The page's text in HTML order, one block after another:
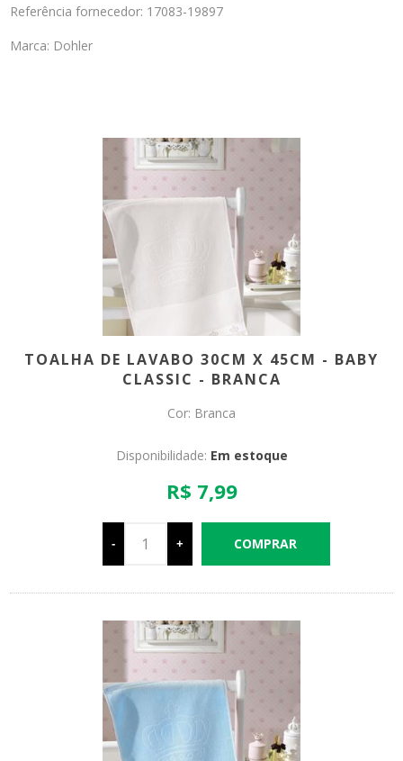
Referência fornecedor: 17083-19897
Marca: Dohler
TOALHA DE LAVABO 30CM X 45CM - BABY
CLASSIC - BRANCA
Cor: Branca
Disponibilidade: Em estoque
R$ 7,99
- +